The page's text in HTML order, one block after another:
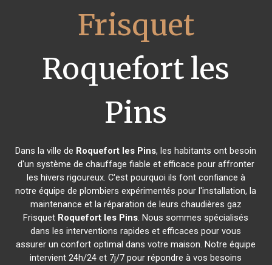
Frisquet
Roquefort les
Pins
Dans la ville de Roquefort les Pins, les habitants ont besoin
d'un système de chauffage fiable et efficace pour affronter
les hivers rigoureux. C'est pourquoi ils font confiance à
notre équipe de plombiers expérimentés pour l'installation, la
maintenance et la réparation de leurs chaudières gaz
Frisquet Roquefort les Pins. Nous sommes spécialisés
dans les interventions rapides et efficaces pour vous
assurer un confort optimal dans votre maison. Notre équipe
intervient 24h/24 et 7j/7 pour répondre à vos besoins